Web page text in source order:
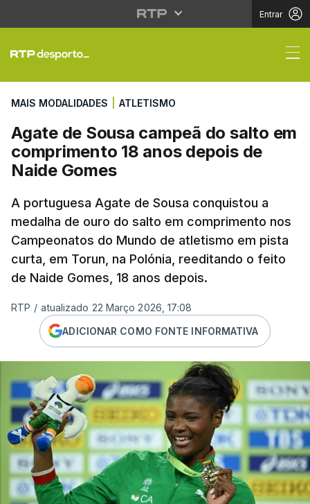
Entrar
Agate de Sousa
MAIS MODALIDADES ATLETISMO
Agate de Sousa campeã do salto em
comprimento 18 anos depois de
Naide Gomes
A portuguesa Agate de Sousa conquistou a
medalha de ouro do salto em comprimento nos
Campeonatos do Mundo de atletismo em pista
curta, em Torun, na Polónia, reeditando o feito
de Naide Gomes, 18 anos depois.
RTP / atualizado 22 Março 2026, 17:08
ADICIONAR COMO FONTE INFORMATIVA